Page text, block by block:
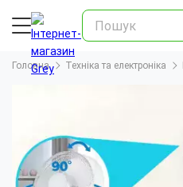
Головна Техніка та електроніка